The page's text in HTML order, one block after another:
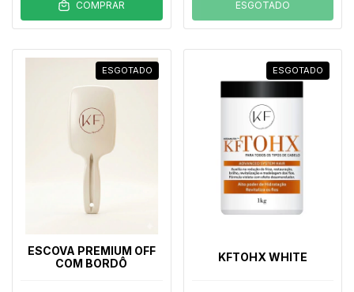
COMPRAR ESGOTADO
ESGOTADO
ESCOVA PREMIUM OFF
COM BORDÔ
ESGOTADO
KFTOHX WHITE